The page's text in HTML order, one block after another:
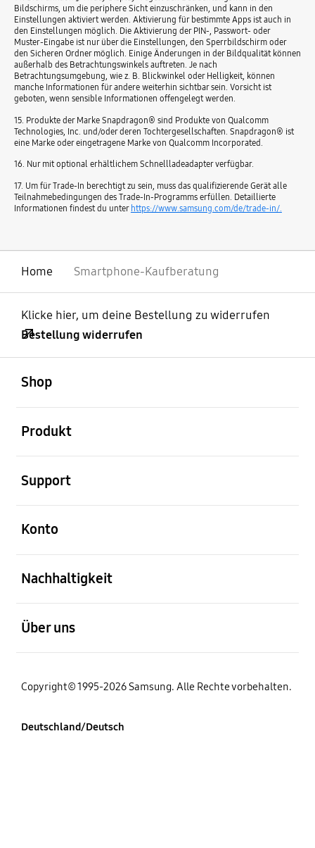
Bildschirms, um die periphere Sicht einzuschränken, und kann in den
Einstellungen aktiviert werden. Aktivierung für bestimmte Apps ist auch in
den Einstellungen möglich. Die Aktivierung der PIN-, Passwort- oder
Muster-Eingabe ist nur über die Einstellungen, den Sperrbildschirm oder
den Sicheren Ordner möglich. Einige Änderungen in der Bildqualität können
außerhalb des Betrachtungswinkels auftreten. Je nach
Betrachtungsumgebung, wie z. B. Blickwinkel oder Helligkeit, können
manche Informationen für andere weiterhin sichtbar sein. Vorsicht ist
geboten, wenn sensible Informationen offengelegt werden.
15. Produkte der Marke Snapdragon® sind Produkte von Qualcomm
Technologies, Inc. und/oder deren Tochtergesellschaften. Snapdragon® ist
eine Marke oder eingetragene Marke von Qualcomm Incorporated.
16. Nur mit optional erhältlichem Schnellladeadapter verfügbar.
17. Um für Trade-In berechtigt zu sein, muss das qualifizierende Gerät alle
Teilnahmebedingungen des Trade-In-Programms erfüllen. Detaillierte
Informationen findest du unter https://www.samsung.com/de/trade-in/.
Home Smartphone-Kaufberatung
Klicke hier, um deine Bestellung zu widerrufen
Bestellung widerrufen
Shop
Produkt
Support
Konto
Nachhaltigkeit
Über uns
Copyright© 1995-2026 Samsung. Alle Rechte vorbehalten.
Deutschland/Deutsch